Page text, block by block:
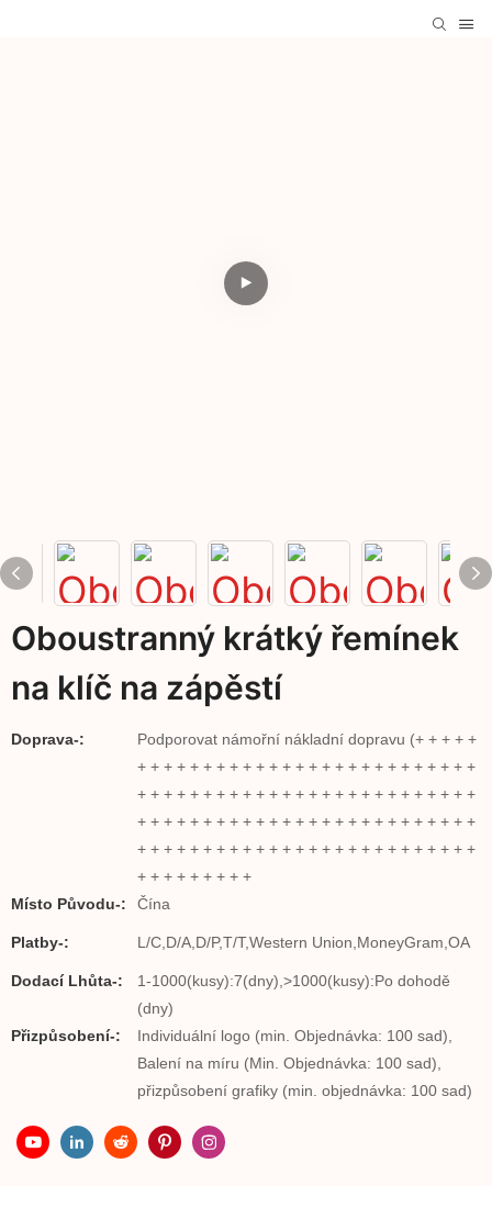
Oboustranný krátký řemínek
na klíč na zápěstí
Doprava-:
Podporovat námořní nákladní dopravu (+ + + + +
+ + + + + + + + + + + + + + + + + + + + + + + + + +
+ + + + + + + + + + + + + + + + + + + + + + + + + +
+ + + + + + + + + + + + + + + + + + + + + + + + + +
+ + + + + + + + + + + + + + + + + + + + + + + + + +
+ + + + + + + + +
Místo Původu-:
Čína
Platby-: L/C,D/A,D/P,T/T,Western Union,MoneyGram,OA
Dodací Lhůta-:
1-1000(kusy):7(dny),>1000(kusy):Po dohodě
(dny)
Přizpůsobení-:
Individuální logo (min. Objednávka: 100 sad),
Balení na míru (Min. Objednávka: 100 sad),
přizpůsobení grafiky (min. objednávka: 100 sad)